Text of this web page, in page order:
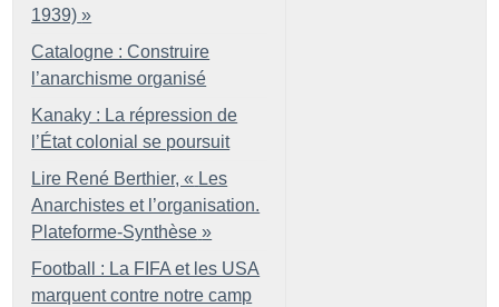
1939) »
Catalogne : Construire
l’anarchisme organisé
Kanaky : La répression de
l’État colonial se poursuit
Lire René Berthier, « Les
Anarchistes et l’organisation.
Plateforme-Synthèse »
Football : La FIFA et les USA
marquent contre notre camp